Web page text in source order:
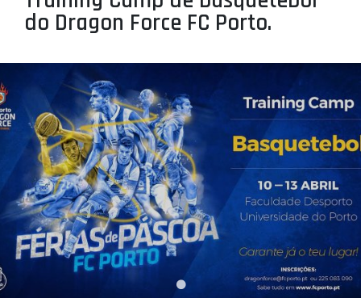
do Dragon Force FC Porto.